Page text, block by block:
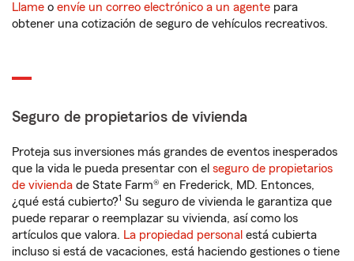
Llame o envíe un correo electrónico a un agente para
obtener una cotización de seguro de vehículos recreativos.
Seguro de propietarios de vivienda
Proteja sus inversiones más grandes de eventos inesperados
que la vida le pueda presentar con el seguro de propietarios
de vivienda de State Farm® en Frederick, MD. Entonces,
¿qué está cubierto?1 Su seguro de vivienda le garantiza que
puede reparar o reemplazar su vivienda, así como los
artículos que valora. La propiedad personal está cubierta
incluso si está de vacaciones, está haciendo gestiones o tiene